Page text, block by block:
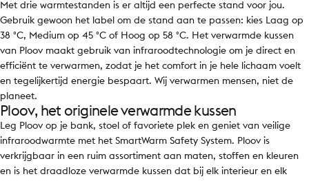
Met drie warmtestanden is er altijd een perfecte stand voor jou.
Gebruik gewoon het label om de stand aan te passen: kies Laag op
38 °C, Medium op 45 °C of Hoog op 58 °C. Het verwarmde kussen
van Ploov maakt gebruik van infraroodtechnologie om je direct en
efficiënt te verwarmen, zodat je het comfort in je hele lichaam voelt
en tegelijkertijd energie bespaart. Wij verwarmen mensen, niet de
planeet.
Ploov, het originele verwarmde kussen
Leg Ploov op je bank, stoel of favoriete plek en geniet van veilige
infraroodwarmte met het SmartWarm Safety System. Ploov is
verkrijgbaar in een ruim assortiment aan maten, stoffen en kleuren
en is het draadloze verwarmde kussen dat bij elk interieur en elk